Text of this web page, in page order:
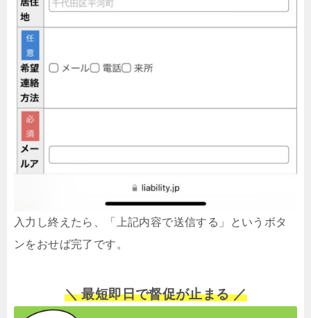
入力し終えたら、「上記内容で送信する」というボタ
ンをおせば完了です。
＼ 最短即日で督促が止まる ／